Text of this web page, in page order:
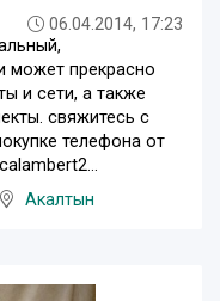
06.04.2014, 17:23
может прекрасно
и сети, а также
свяжитесь с
телефона от
Акалтын